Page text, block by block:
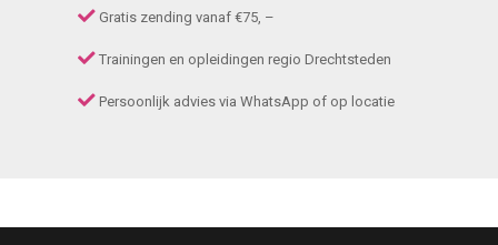
Gratis zending vanaf €75, –
Trainingen en opleidingen regio Drechtsteden
Persoonlijk advies via WhatsApp of op locatie